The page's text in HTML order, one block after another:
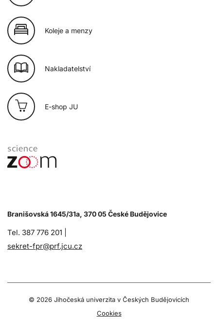
Koleje a menzy
Nakladatelství
E-shop JU
Branišovská 1645/31a, 370 05 České Budějovice
Tel. 387 776 201 |
sekret-fpr@prf.jcu.cz
© 2026 Jihočeská univerzita v Českých Budějovicích
Cookies